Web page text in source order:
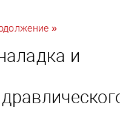
»
и